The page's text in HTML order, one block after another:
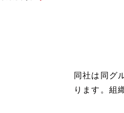
同社は同グ
ります。組